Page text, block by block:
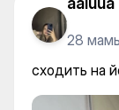
28
сходить на